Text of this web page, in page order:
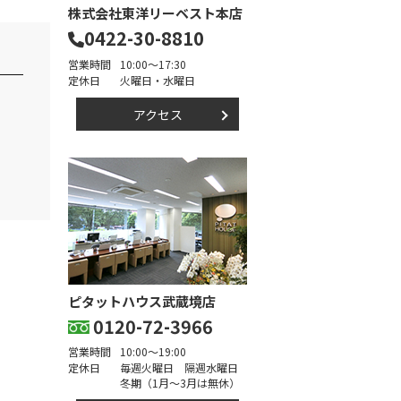
株式会社東洋リーベスト本店
0422-30-8810
営業時間
10:00～17:30
定休日
火曜日・水曜日
アクセス
ピタットハウス武蔵境店
0120-72-3966
営業時間
10:00～19:00
定休日
毎週火曜日 隔週水曜日
冬期（1月～3月は無休）